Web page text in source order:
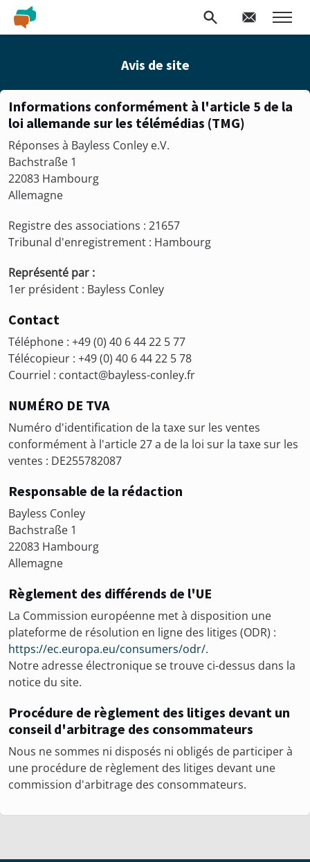
Avis de site
Informations conformément à l'article 5 de la
loi allemande sur les télémédias (TMG)
Réponses à Bayless Conley e.V.
Bachstraße 1
22083 Hambourg
Allemagne
Registre des associations : 21657
Tribunal d'enregistrement : Hambourg
Représenté par :
1er président : Bayless Conley
Contact
Téléphone : +49 (0) 40 6 44 22 5 77
Télécopieur : +49 (0) 40 6 44 22 5 78
Courriel : contact@bayless-conley.fr
NUMÉRO DE TVA
Numéro d'identification de la taxe sur les ventes
conformément à l'article 27 a de la loi sur la taxe sur les
ventes : DE255782087
Responsable de la rédaction
Bayless Conley
Bachstraße 1
22083 Hambourg
Allemagne
Règlement des différends de l'UE
La Commission européenne met à disposition une
plateforme de résolution en ligne des litiges (ODR) :
https://ec.europa.eu/consumers/odr/.
Notre adresse électronique se trouve ci-dessus dans la
notice du site.
Procédure de règlement des litiges devant un
conseil d'arbitrage des consommateurs
Nous ne sommes ni disposés ni obligés de participer à
une procédure de règlement des litiges devant une
commission d'arbitrage des consommateurs.